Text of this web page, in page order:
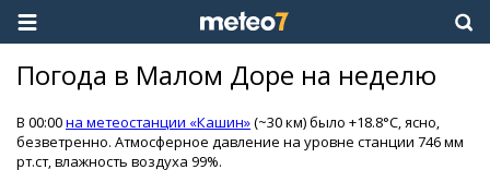
Погода в Малом Доре на неделю
В 00:00на метеостанции «Кашин»(~30 км) было +18.8°C, ясно,
безветренно. Атмосферное давление на уровне станции 746 мм
рт.ст, влажность воздуха 99%.